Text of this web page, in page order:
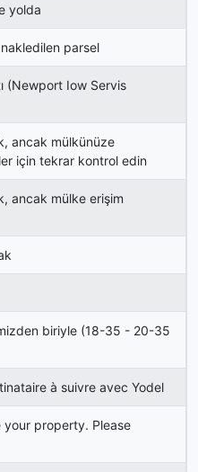
yolda
parsel
(Newport Iow Servis
ancak mülkünüze
için tekrar kontrol edin
ancak mülke erişim
biriyle (18-35 - 20-35
à suivre avec Yodel
property. Please